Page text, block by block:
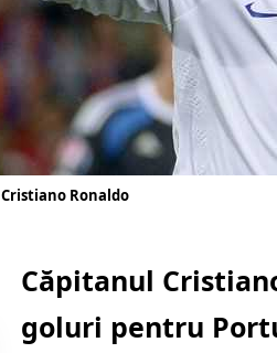
Cristiano Ronaldo
Căpitanul
goluri pentru